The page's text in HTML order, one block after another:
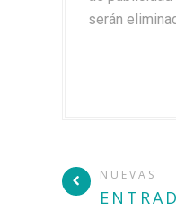
serán
NUEVAS